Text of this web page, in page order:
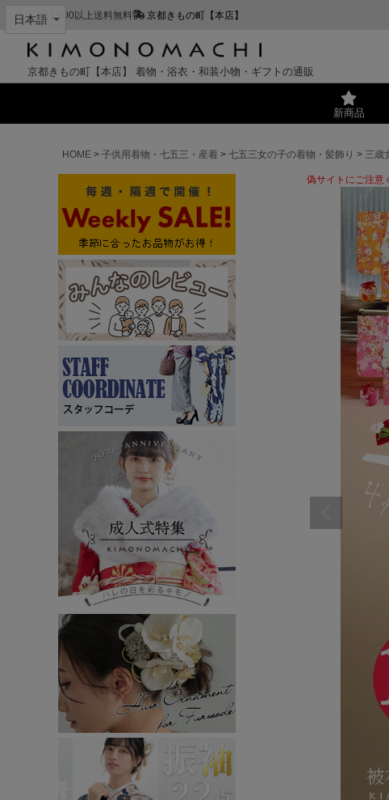
¥11,000以上送料無料 京都きもの町【本店】
京都きもの町【本店】 着物・浴衣・和装小物・ギフトの通販
新商品
HOME
子供用着物・七五三・産着 七五三女の子の着物・髪飾り 三歳
偽サイトにご注意